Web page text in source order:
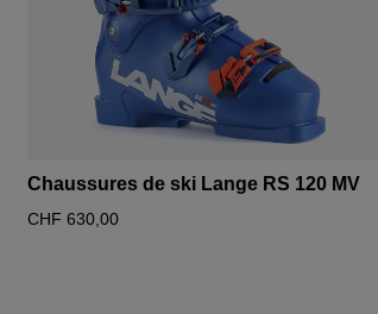
Chaussures de ski Lange RS 120 MV
CHF 630,00